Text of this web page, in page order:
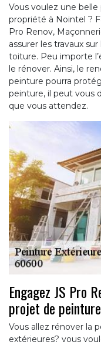
Vous voulez une
propriété à Nointel ?
Pro Renov,
assurer les travaux
toiture. Peu importe
le rénover. Ainsi, le
peinture pourra
peinture, il peut vous
que vous attendez.
Engagez JS Pro
projet de
Vous allez rénover la
extérieures? vous